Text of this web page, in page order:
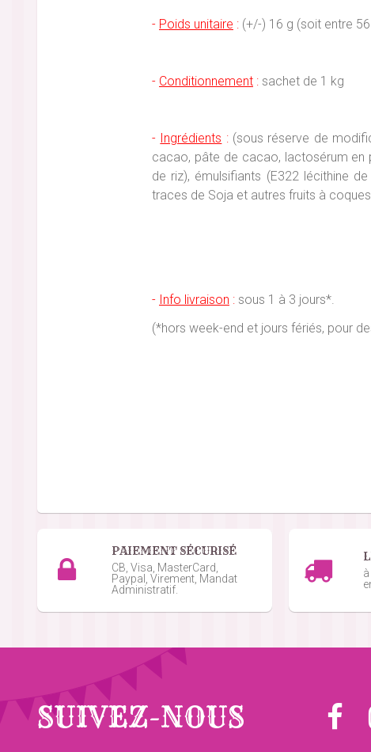
- Poids unitaire : (+/-) 16 g (soit entre
- Conditionnement : sachet de 1 kg
- Ingrédients :(sous réserve de
cacao, pâte de cacao, lactosérum en
de riz), émulsifiants (E322 lécithine
traces de Soja et autres fruits à
- Info livraison : sous 1 à 3 jours*.
(*hors week-end et jours fériés, pour
PAIEMENT SÉCURISÉ
CB, Visa, MasterCard,
Paypal, Virement, Mandat
Administratif.
SUIVEZ-NOUS